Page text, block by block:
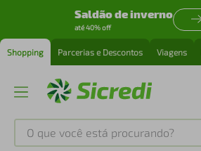
Saldão de inverno
até 40% off
Shopping Parcerias e Descontos Viagens
O que você está procurando?